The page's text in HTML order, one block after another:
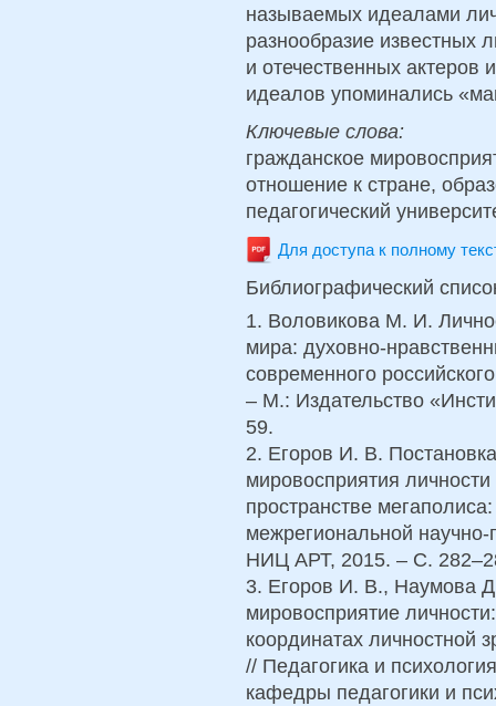
называемых идеалами
разнообразие известных
и отечественных актеров
идеалов упоминались
Ключевые слова:
гражданское
отношение к стране,
педагогический
Для доступа к полному
Библиографический
1. Воловикова М. И.
мира: духовно-
современного
– М.: Издательство
59.
2. Егоров И. В.
мировосприятия
пространстве
межрегиональной
НИЦ АРТ, 2015. – С.
3. Егоров И. В., Наумова
мировосприятие
координатах личностной
// Педагогика и
кафедры педагогики и